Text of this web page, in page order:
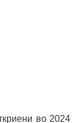
во 2024